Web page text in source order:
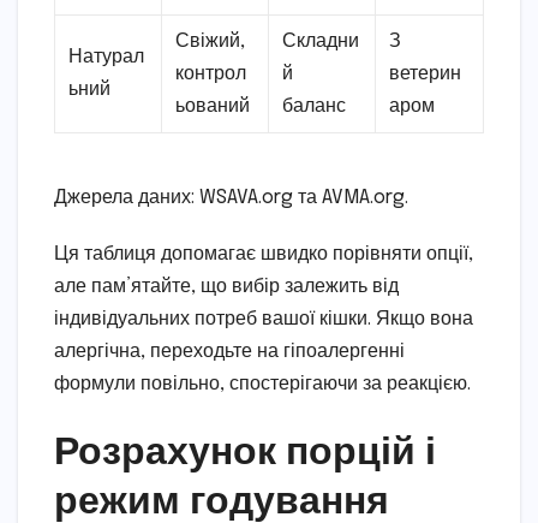
Натурал
ьний
Свіжий,
контрол
ьований
Складни
й
баланс
З
ветерин
аром
Джерела даних: WSAVA.org та AVMA.org.
Ця таблиця допомагає швидко порівняти опції,
але пам’ятайте, що вибір залежить від
індивідуальних потреб вашої кішки. Якщо вона
алергічна, переходьте на гіпоалергенні
формули повільно, спостерігаючи за реакцією.
Розрахунок порцій і
режим годування